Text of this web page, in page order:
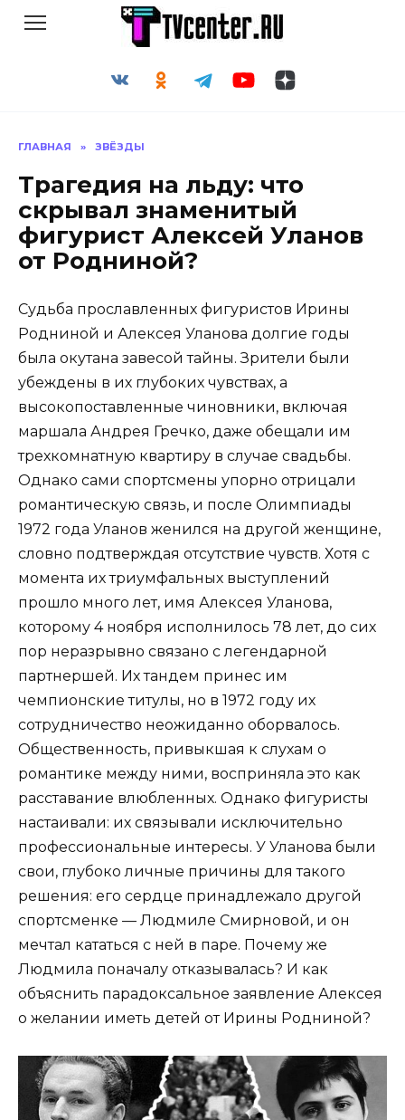
ГЛАВНАЯ » ЗВЁЗДЫ
Трагедия на льду: что
скрывал знаменитый
фигурист Алексей Уланов
от Родниной?
Судьба прославленных фигуристов Ирины
Родниной и Алексея Уланова долгие годы
была окутана завесой тайны. Зрители были
убеждены в их глубоких чувствах, а
высокопоставленные чиновники, включая
маршала Андрея Гречко, даже обещали им
трехкомнатную квартиру в случае свадьбы.
Однако сами спортсмены упорно отрицали
романтическую связь, и после Олимпиады
1972 года Уланов женился на другой женщине,
словно подтверждая отсутствие чувств. Хотя с
момента их триумфальных выступлений
прошло много лет, имя Алексея Уланова,
которому 4 ноября исполнилось 78 лет, до сих
пор неразрывно связано с легендарной
партнершей. Их тандем принес им
чемпионские титулы, но в 1972 году их
сотрудничество неожиданно оборвалось.
Общественность, привыкшая к слухам о
романтике между ними, восприняла это как
расставание влюбленных. Однако фигуристы
настаивали: их связывали исключительно
профессиональные интересы. У Уланова были
свои, глубоко личные причины для такого
решения: его сердце принадлежало другой
спортсменке — Людмиле Смирновой, и он
мечтал кататься с ней в паре. Почему же
Людмила поначалу отказывалась? И как
объяснить парадоксальное заявление Алексея
о желании иметь детей от Ирины Родниной?